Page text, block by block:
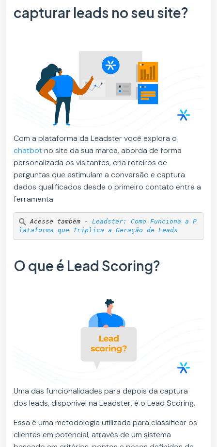
capturar leads no seu site?
Com a plataforma da Leadster você explora o
chatbotno site da sua marca, aborda de forma
personalizada os visitantes, cria roteiros de
perguntas que estimulam a conversão e captura
dados qualificados desde o primeiro contato entre a
ferramenta.
Acesse também - Leadster: Como Funciona a P
lataforma que Triplica a Geração de Leads
O que é Lead Scoring?
Uma das funcionalidades para depois da captura
dos leads, disponível na Leadster, é o Lead Scoring.
Essa é uma metodologia utilizada para classificar os
clientes em potencial, através de um sistema